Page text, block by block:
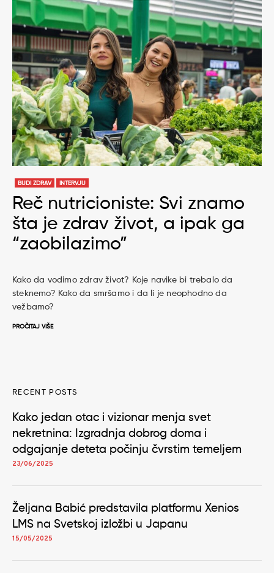
BUDI ZDRAV INTERVJU
Reč nutricioniste: Svi znamo
šta je zdrav život, a ipak ga
“zaobilazimo”
Kako da vodimo zdrav život? Koje navike bi trebalo da
steknemo? Kako da smršamo i da li je neophodno da
vežbamo?
PROČITAJ VIŠE
RECENT POSTS
Kako jedan otac i vizionar menja svet
nekretnina: Izgradnja dobrog doma i
odgajanje deteta počinju čvrstim temeljem
23/06/2025
Željana Babić predstavila platformu Xenios
LMS na Svetskoj izložbi u Japanu
15/05/2025